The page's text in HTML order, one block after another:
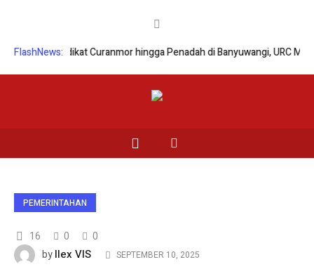
FlashNews:
Sindikat Curanmor hingga Penadah di Banyuwangi, URC Macan
PEMERINTAHAN
16 0
0
byIlex VIS SEPTEMBER 10, 2025